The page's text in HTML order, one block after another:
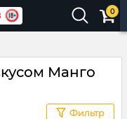
0
Манго
Фильтр